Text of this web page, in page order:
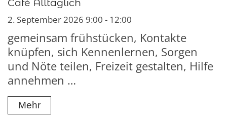
2. September 2026 9:00 - 12:00
gemeinsam frühstücken, Kontakte
knüpfen, sich Kennenlernen, Sorgen
und Nöte teilen, Freizeit gestalten, Hilfe
annehmen …
Mehr